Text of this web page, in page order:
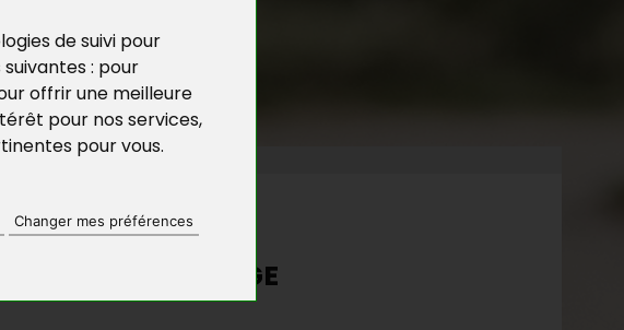
de suivi pour
: pour
offrir une meilleure
pour nos services,
pour vous.
Changer mes préférences
LOCALE AVEC BGE